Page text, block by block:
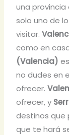
una
solo uno de
visitar.
como en
(Valencia)
no dudes en
ofrecer.
ofrecer, y
destinos que
que te hará